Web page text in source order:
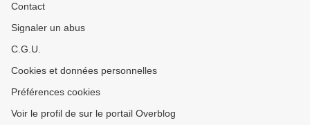
Contact
Signaler un abus
C.G.U.
Cookies et données personnelles
Préférences cookies
Voir le profil de sur le portail Overblog